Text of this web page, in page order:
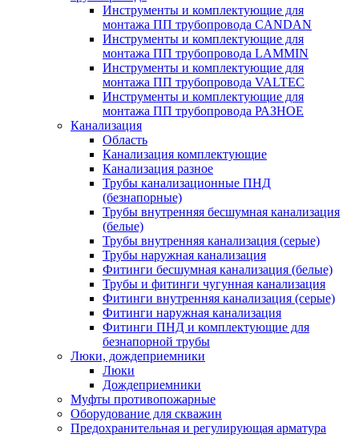
Инструменты и комплектующие для
монтажа ПП трубопровода CANDAN
Инструменты и комплектующие для
монтажа ПП трубопровода LAMMIN
Инструменты и комплектующие для
монтажа ПП трубопровода VALTEC
Инструменты и комплектующие для
монтажа ПП трубопровода РАЗНОЕ
Канализация
Область
Канализация комплектующие
Канализация разное
Трубы канализационные ПНД
(безнапорные)
Трубы внутренняя бесшумная канализация
(белые)
Трубы внутренняя канализация (серые)
Трубы наружная канализация
Фитинги бесшумная канализация (белые)
Трубы и фитинги чугунная канализация
Фитинги внутренняя канализация (серые)
Фитинги наружная канализация
Фитинги ПНД и комплектующие для
безнапорной трубы
Люки, дождеприемники
Люки
Дождеприемники
Муфты противопожарные
Оборудование для скважин
Предохранительная и регулирующая арматура